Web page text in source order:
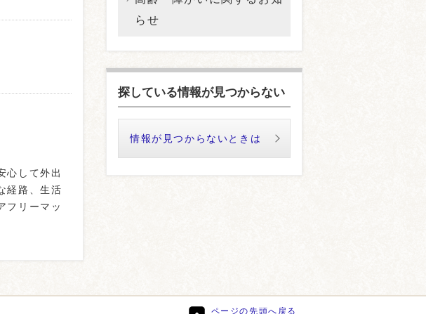
心して外出
経路、生活
フリーマッ
らせ
探している情報が見つからない
情報が見つからないときは
ページの先頭へ戻る